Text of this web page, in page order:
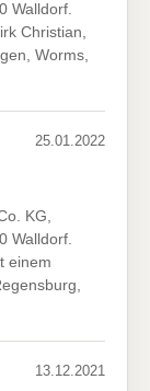
Walldorf.
Christian,
Worms,
25.01.2022
KG,
Walldorf.
einem
13.12.2021